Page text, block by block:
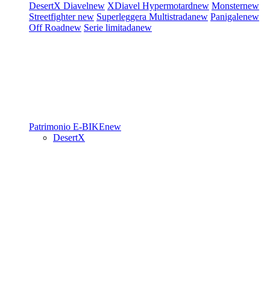
DesertX Diavelnew XDiavel Hypermotardnew Monsternew
Streetfighternew Superleggera Multistradanew Panigalenew
Off Roadnew Serie limitadanew
Patrimonio E-BIKEnew
DesertX